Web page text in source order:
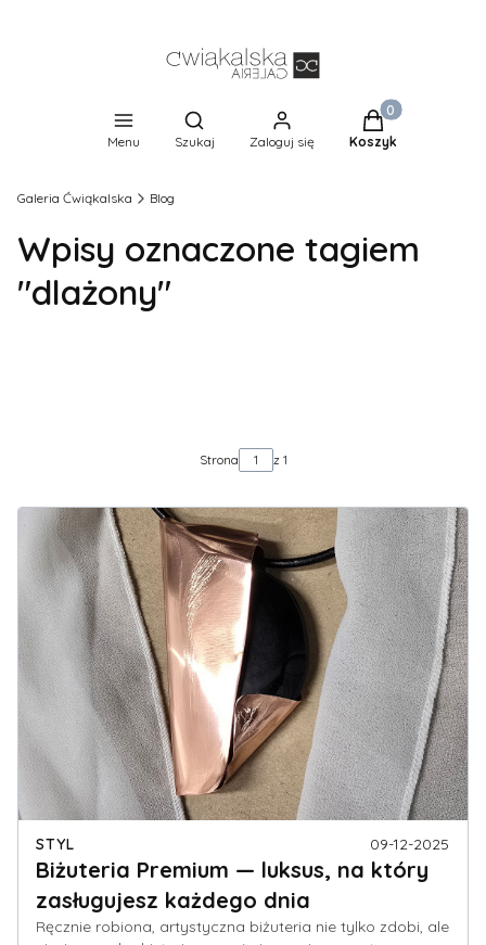
Menu
Otwórz wyszukiwarkę
Szukaj Zaloguj się
Produkty w
Koszyk
Galeria Ćwiąkalska Blog
Wpisy oznaczone tagiem
"dlażony"
Strona z 1
STYL 09-12-2025
Biżuteria Premium — luksus, na który
zasługujesz każdego dnia
Ręcznie robiona, artystyczna biżuteria nie tylko zdobi, ale